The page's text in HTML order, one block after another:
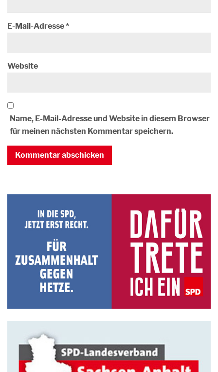
E-Mail-Adresse*
Website
Name, E-Mail-Adresse und Website in diesem Browser
für meinen nächsten Kommentar speichern.